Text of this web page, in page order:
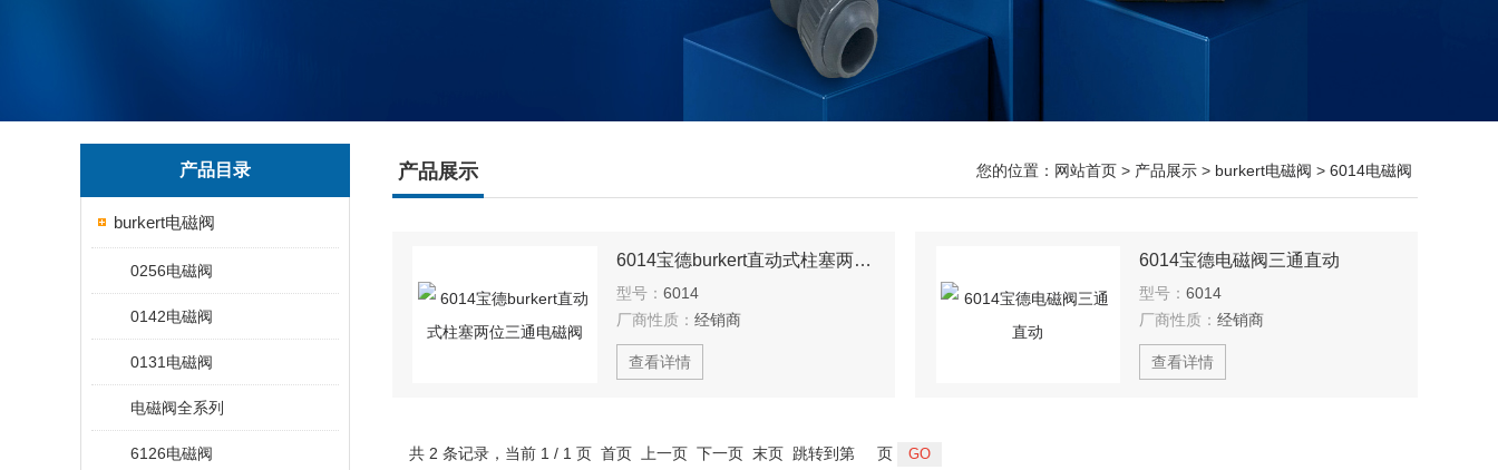
产品目录
burkert电磁阀
0256电磁阀
0142电磁阀
0131电磁阀
电磁阀全系列
6126电磁阀
产品展示 您的位置： 网站首页 > 产品展示 > burkert电磁阀 > 6014电磁阀
6014宝德burkert直动式柱塞两位三通电磁阀
型号： 6014
厂商性质： 经销商
查看详情
6014宝德电磁阀三通直动
型号： 6014
厂商性质： 经销商
查看详情
共 2 条记录，当前 1 / 1 页 首页 上一页 下一页 末页 跳转到第 页